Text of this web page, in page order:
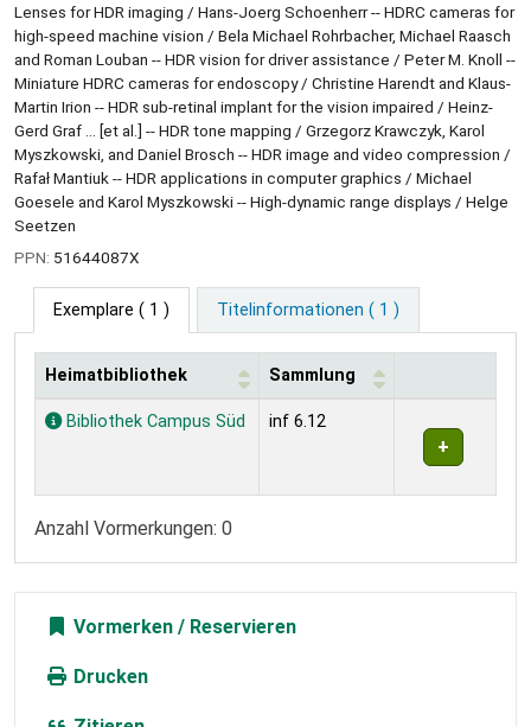
Lenses for HDR imaging / Hans-Joerg Schoenherr -- HDRC cameras for
high-speed machine vision / Bela Michael Rohrbacher, Michael Raasch
and Roman Louban -- HDR vision for driver assistance / Peter M. Knoll --
Miniature HDRC cameras for endoscopy / Christine Harendt and Klaus-
Martin Irion -- HDR sub-retinal implant for the vision impaired / Heinz-
Gerd Graf ... [et al.] -- HDR tone mapping / Grzegorz Krawczyk, Karol
Myszkowski, and Daniel Brosch -- HDR image and video compression /
Rafał Mantiuk -- HDR applications in computer graphics / Michael
Goesele and Karol Myszkowski -- High-dynamic range displays / Helge
Seetzen
PPN: 51644087X
Exemplare ( 1 ) Titelinformationen ( 1 )
Exemplare
Heimatbibliothek Sammlung
Bibliothek Campus Süd inf 6.12
Anzahl Vormerkungen: 0
Vormerken
Drucken